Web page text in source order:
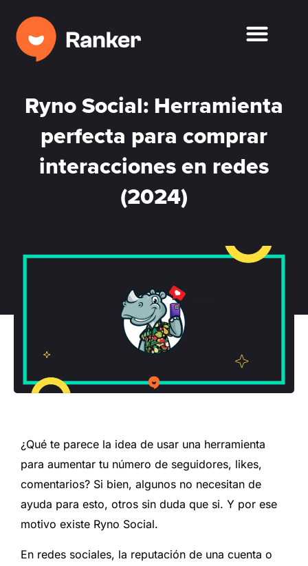
Ryno Social: Herramienta
perfecta para comprar
interacciones en redes
(2024)
¿Qué te parece la idea de usar una herramienta
para aumentar tu número de seguidores, likes,
comentarios? Si bien, algunos no necesitan de
ayuda para esto, otros sin duda que si. Y por ese
motivo existe Ryno Social.
En redes sociales, la reputación de una cuenta o